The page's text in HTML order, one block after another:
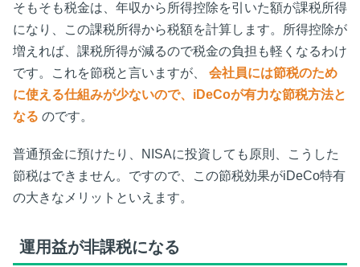
そもそも税金は、年収から所得控除を引いた額が課税所得
になり、この課税所得から税額を計算します。所得控除が
増えれば、課税所得が減るので税金の負担も軽くなるわけ
です。これを節税と言いますが、 会社員には節税のため
に使える仕組みが少ないので、iDeCoが有力な節税方法と
なる のです。
普通預金に預けたり、NISAに投資しても原則、こうした
節税はできません。ですので、この節税効果がiDeCo特有
の大きなメリットといえます。
運用益が非課税になる